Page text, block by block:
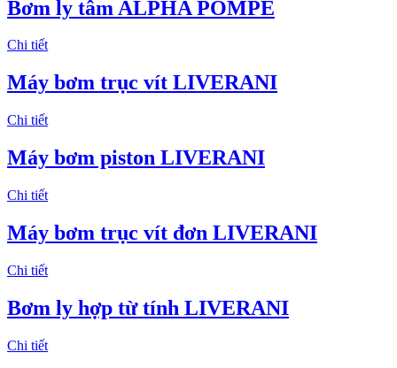
Bơm ly tâm ALPHA POMPE
Chi tiết
Máy bơm trục vít LIVERANI
Chi tiết
Máy bơm piston LIVERANI
Chi tiết
Máy bơm trục vít đơn LIVERANI
Chi tiết
Bơm ly hợp từ tính LIVERANI
Chi tiết